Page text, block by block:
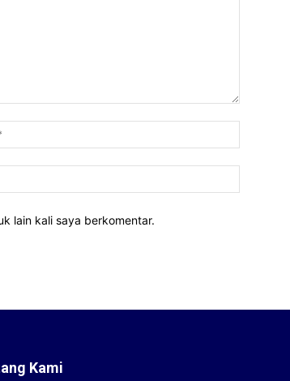
lain kali saya berkomentar.
Kami